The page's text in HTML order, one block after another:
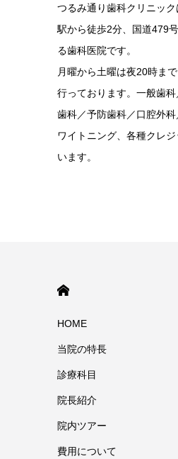
つるみ通り歯科クリニッ
駅から徒歩2分、国道479
る歯科医院です。
月曜から土曜は夜20時ま
行っております。一般歯
歯科／予防歯科／口腔外
ワイトニング、各種クレ
います。
HOME
当院の特⻑
診療科目
院⻑紹介
院内ツアー
費用について